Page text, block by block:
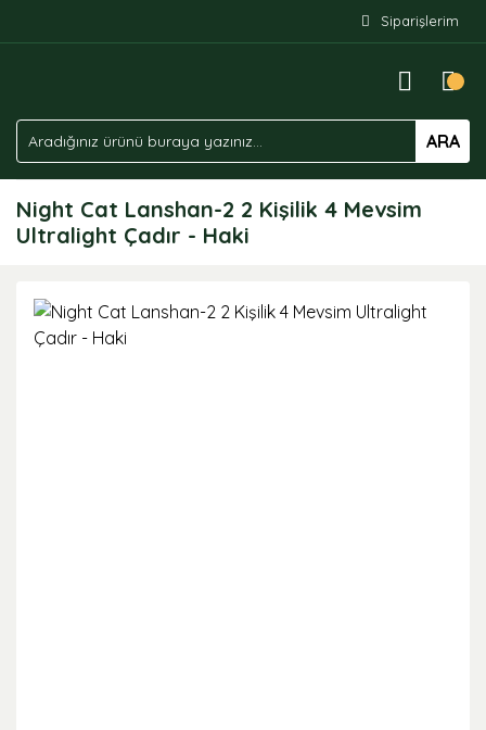
Siparişlerim
ARA
Night Cat Lanshan-2 2 Kişilik 4 Mevsim
Ultralight Çadır - Haki